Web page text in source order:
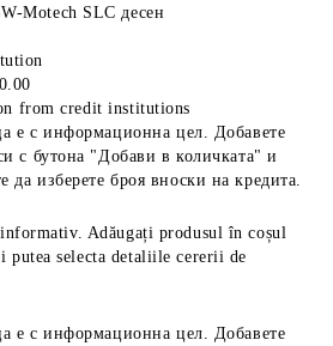
Motech SLC десен
from credit institutions
е с информационна цел. Добавете
с бутона "Добави в количката" и
изберете броя вноски на кредита.
Adăugați produsul în coșul
putea selecta detaliile cererii de
е с информационна цел. Добавете